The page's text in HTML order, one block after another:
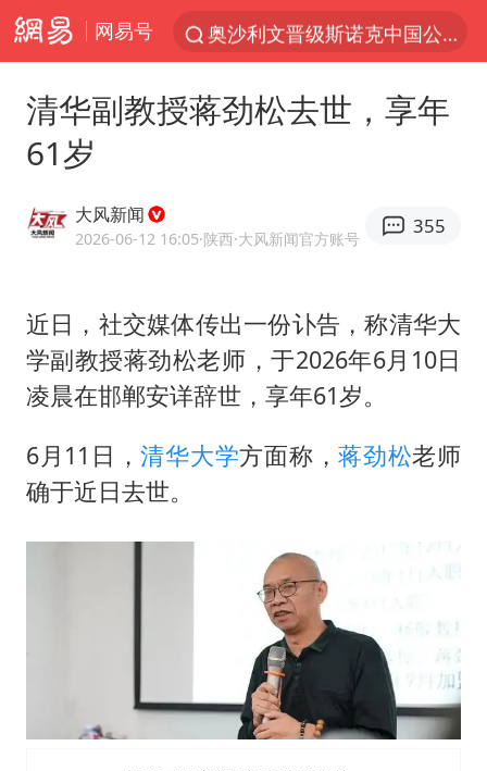
网易号
我国发现稀散金属独立新矿物——乌斯河锗矿
小沈阳加盟《披荆斩棘》
朱一龙的鼻子怎么了
大疆错失宇树
4.2平卫生间补漏注胶花1.55万
56岁刘奕君跟13岁女儿合跳
从科技创新看开局起步的时与势
清华副教授蒋劲松去世，享年
61岁
大风新闻
2026-06-12 16:05·陕西·大风新闻官方账号
355
近日，社交媒体传出一份讣告，称清华大
学副教授蒋劲松老师，于2026年6月10日
凌晨在邯郸安详辞世，享年61岁。
6月11日，清华大学方面称，蒋劲松老师
确于近日去世。